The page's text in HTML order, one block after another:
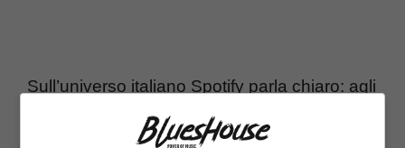
Sull’universo italiano Spotify parla chiaro: agli
ascoltatori piacciono moltissimo gli artisti